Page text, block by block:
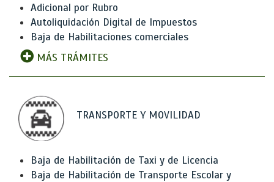
Adicional por Rubro
Autoliquidación Digital de Impuestos
Baja de Habilitaciones comerciales
MÁS TRÁMITES
TRANSPORTE Y MOVILIDAD
Baja de Habilitación de Taxi y de Licencia
Baja de Habilitación de Transporte Escolar y